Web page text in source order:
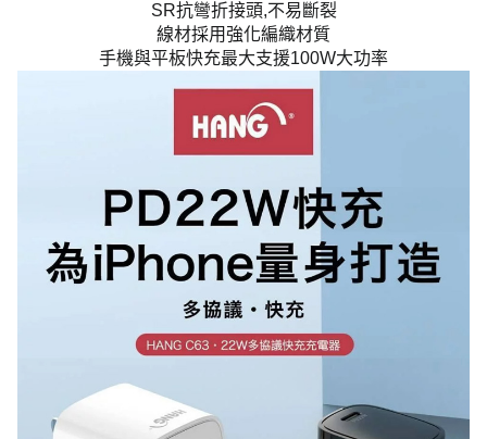
SR抗彎折接頭,不易斷裂
線材採用強化編織材質
手機與平板快充最大支援100W大功率